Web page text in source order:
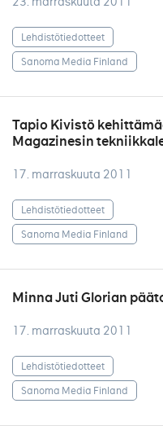
Lehdistötiedotteet
Sanoma Media Finland
Tapio Kivistö
Magazinesin
17. marraskuuta 2011
Lehdistötiedotteet
Sanoma Media Finland
Minna Juti Glorian
17. marraskuuta 2011
Lehdistötiedotteet
Sanoma Media Finland